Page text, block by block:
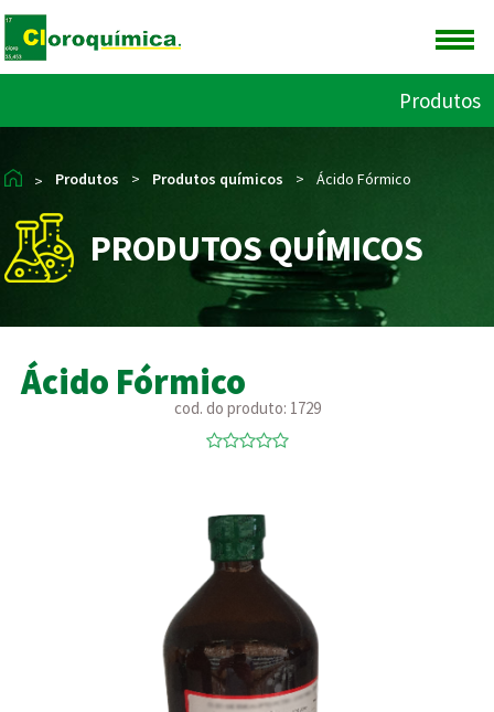
Produtos
> Produtos > Produtos químicos > Ácido Fórmico
PRODUTOS QUÍMICOS
Ácido Fórmico
cod. do produto: 1729